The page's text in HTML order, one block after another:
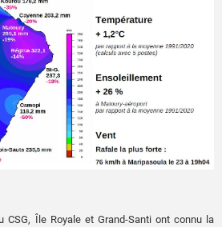
CSG, Île Royale et Grand-Santi ont connu la